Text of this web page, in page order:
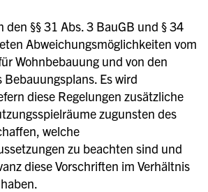
den §§ 31 Abs. 3 BauGB und § 34
Abweichungsmöglichkeiten vom
Wohnbebauung und von den
Es wird
diese Regelungen zusätzliche
zugunsten des
welche
zu beachten sind und
diese Vorschriften im Verhältnis